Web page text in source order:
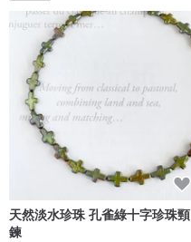
天然淡水珍珠 孔雀綠十字珍珠頸
鍊